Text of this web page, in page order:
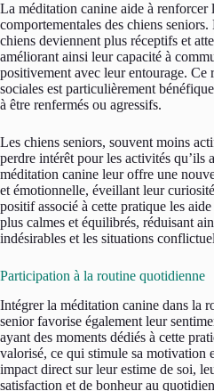
La méditation canine aide à renforcer
comportementales des chiens
chiens deviennent plus réceptifs et
améliorant ainsi leur capacité à
positivement avec leur entourage. Ce
sociales est particulièrement
à être renfermés ou agressifs.
Les chiens seniors, souvent moins
perdre intérêt pour les activités qu’ils
méditation canine leur offre une
et émotionnelle, éveillant leur
positif associé à cette pratique les
plus calmes et équilibrés, réduisant
indésirables et les situations
Participation à la routine quotidienne
Intégrer la méditation canine dans la
senior favorise également leur
ayant des moments dédiés à cette
valorisé, ce qui stimule sa motivation
impact direct sur leur estime de soi,
satisfaction et de bonheur au